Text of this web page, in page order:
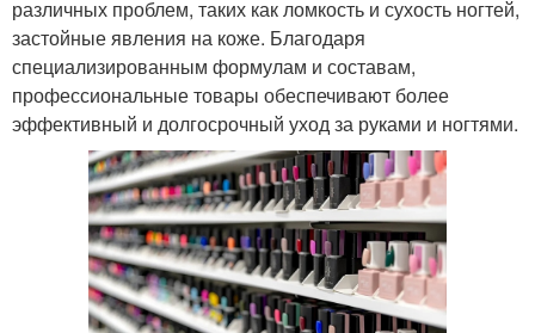
различных проблем, таких как ломкость и сухость ногтей,
застойные явления на коже. Благодаря
специализированным формулам и составам,
профессиональные товары обеспечивают более
эффективный и долгосрочный уход за руками и ногтями.